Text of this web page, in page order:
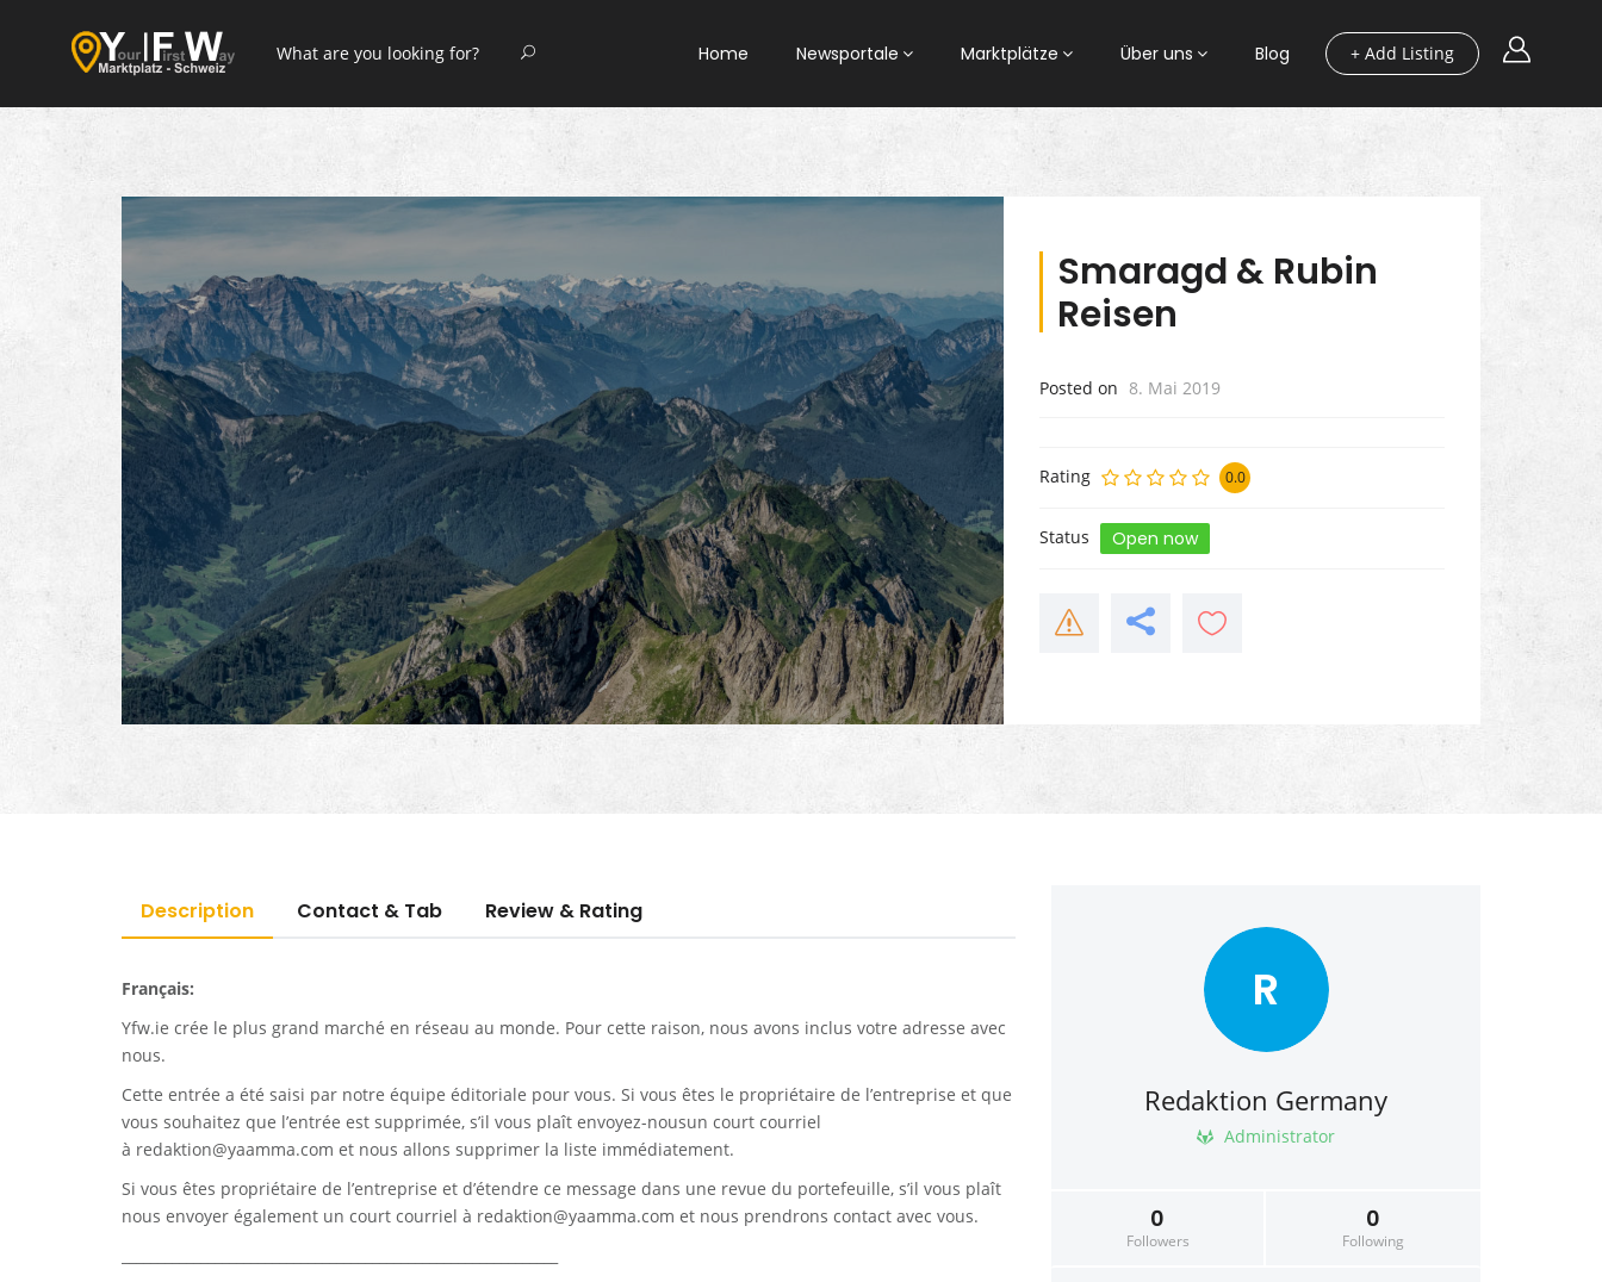
+ Add Listing
Home Newsportale Marktplätze Über uns Blog
Smaragd & Rubin
Reisen
Posted on 8. Mai 2019
Rating 0.0
Status Open now
Description Contact & Tab Review & Rating
Français:
Yfw.ie crée le plus grand marché en réseau au monde. Pour cette raison, nous avons inclus votre adresse avec
nous.
Cette entrée a été saisi par notre équipe éditoriale pour vous. Si vous êtes le propriétaire de l’entreprise et que
vous souhaitez que l’entrée est supprimée, s’il vous plaît envoyez-nousun court courriel
à redaktion@yaamma.com et nous allons supprimer la liste immédiatement.
Si vous êtes propriétaire de l’entreprise et d’étendre ce message dans une revue du portefeuille, s’il vous plaît
nous envoyer également un court courriel à redaktion@yaamma.com et nous prendrons contact avec vous.
R
Redaktion Germany
Administrator
0
Followers
0
Following